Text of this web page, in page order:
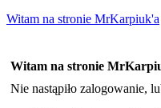
Logowanie Logowanie
Witam na stronie MrKarpiuk'a
Witam na stronie
Nie nastąpiło zalogowanie,